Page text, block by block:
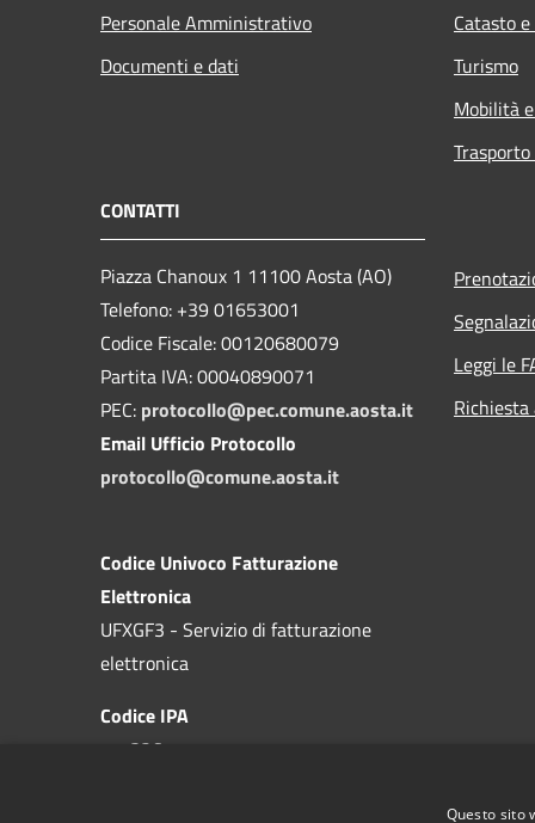
Personale Amministrativo
Documenti e dati
Catasto
Turismo
Mobilità
CONTATTI
Piazza Chanoux 1 11100 Aosta (AO)
Telefono: +39 01653001
Codice Fiscale: 00120680079
Partita IVA: 00040890071
PEC: protocollo@pec.comune.aosta.it
Email Ufficio Protocollo
protocollo@comune.aosta.it
Codice Univoco Fatturazione
Elettronica
UFXGF3 - Servizio di fatturazione
elettronica
Codice IPA
c_a326
Leggi le
Questo sito